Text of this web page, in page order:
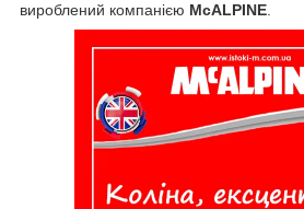
вироблений компанією McALPINE.